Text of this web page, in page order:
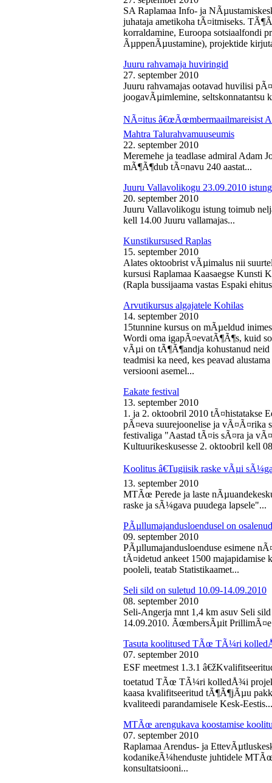
SA Raplamaa Info- ja
juhataja ametikoha tÃ¤itmiseks.
korraldamine, Euroopa sotsiaalfondi
ÃµppenÃµustamine), projektide
Juuru rahvamaja huviringid
27. september 2010
Juuru rahvamajas ootavad huvilisi
joogavÃµimlemine, seltskonnatantsu
NÃ¤itus â€œÃœmbermaailmareisist
Mahtra Talurahvamuuseumis
22. september 2010
Meremehe ja teadlase admiral Adam
mÃ¶Ã¶dub tÃ¤navu 240 aastat...
Juuru Vallavolikogu 23.09.2010 istung
20. september 2010
Juuru Vallavolikogu istung toimub
kell 14.00 Juuru vallamajas...
Kunstikursused Raplas
15. september 2010
Alates oktoobrist vÃµimalus nii
kursusi Raplamaa Kaasaegse Kunsti
(Rapla bussijaama vastas Espaki
Arvutikursus algajatele Kohilas
14. september 2010
15tunnine kursus on mÃµeldud
Wordi oma igapÃ¤evatÃ¶Ã¶s, kuid
vÃµi on tÃ¶Ã¶andja kohustanud neid
teadmisi ka need, kes peavad
versiooni asemel...
Eakate festival
13. september 2010
1. ja 2. oktoobril 2010 tÃ¤histatakse
pÃ¤eva suurejoonelise ja vÃ¤Ã¤rika
festivaliga "Aastad tÃ¤is sÃ¤ra ja
Kultuurikeskusesse 2. oktoobril kell
Koolitus â€Tugiisik raske vÃµi
13. september 2010
MTÃœ Perede ja laste
raske ja sÃ¼gava puudega lapsele"...
PÃµllumajandusloendusel on
09. september 2010
PÃµllumajandusloenduse esimene
tÃ¤idetud ankeet 1500 majapidamise
pooleli, teatab Statistikaamet...
Seli sild on suletud 10.09-14.09.2010
08. september 2010
Seli-Angerja mnt 1,4 km asuv Seli
14.09.2010. ÃœmbersÃµit
Tasuta koolitused TÃœ TÃ¼ri
07. september 2010
ESF meetmest 1.3.1
toetatud TÃœ TÃ¼ri kolledÅ¾i
kaasa kvalifitseeritud tÃ¶Ã¶jÃµu
kvaliteedi parandamisele Kesk-Eestis...
MTÃœ arengukava koostamise
07. september 2010
Raplamaa Arendus- ja
kodanikeÃ¼henduste juhtidele
konsultatsiooni...